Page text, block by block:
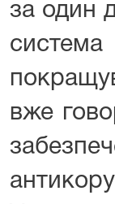
за один
вже